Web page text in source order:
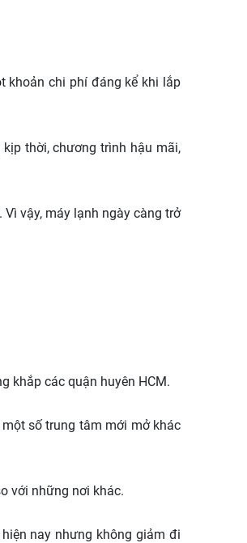
khoản chi phí đáng kể khi lắp
thời, chương trình hậu mãi,
vậy, máy lạnh ngày càng trở
khắp các quận huyên HCM.
số trung tâm mới mở khác
với những nơi khác.
nay nhưng không giảm đi